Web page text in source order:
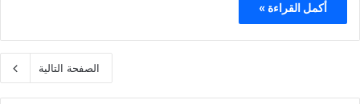
أكمل القراءة »
الصفحة التالية